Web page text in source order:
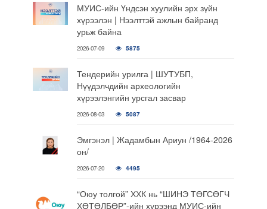
МУИС-ийн Үндсэн хуулийн эрх зүйн
хүрээлэн | Нээлттэй ажлын байранд
урьж байна
2026-07-09 5875
Тендерийн урилга | ШУТУБП,
Нүүдэлчдийн археологийн
хүрээлэнгийн урсгал засвар
2026-08-03 5087
Эмгэнэл | Жадамбын Ариун /1964-2026
он/
2026-07-20 4495
“Оюу толгой” ХХК нь “ШИНЭ ТӨГСӨГЧ
ХӨТӨЛБӨР”-ийн хүрээнд МУИС-ийн